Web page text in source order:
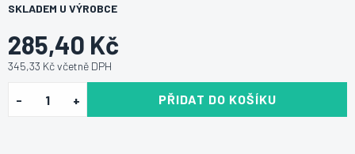
285,40 Kč
345,33 Kč včetně DPH
SKLADEM U VÝROBCE
PŘIDAT DO KOŠÍKU